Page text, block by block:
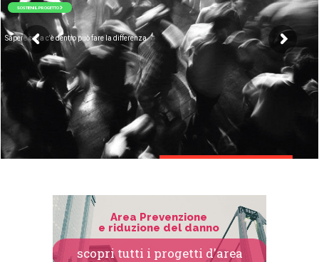
SOSTIENI IL PROGETTO
Sapere cosa c'è dentro può fare la differenza
Area Prevenzione
e riduzione del danno
scopri tutti i progetti d'area